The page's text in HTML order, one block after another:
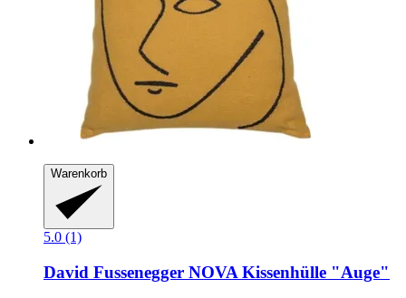
Warenkorb
5.0 (1)
David Fussenegger NOVA Kissenhülle "Auge"